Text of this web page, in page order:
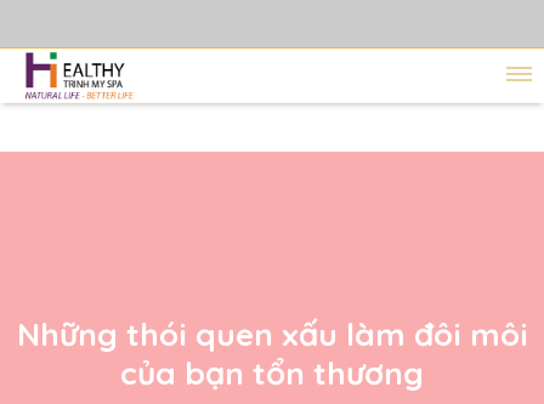
Những thói quen xấu làm đôi môi
của bạn tổn thương